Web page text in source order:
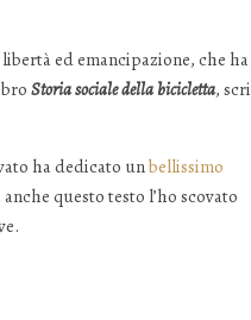
ed emancipazione, che ha
Storia sociale della bicicletta,
ha dedicato unbellissimo
anche questo testo l’ho scovato